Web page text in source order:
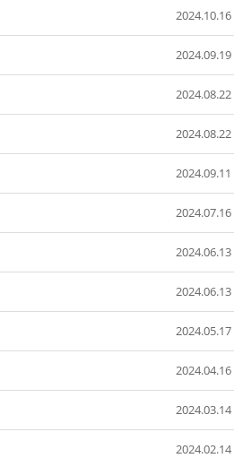
2024.10.16
2024.09.19
2024.08.22
2024.08.22
2024.09.11
2024.07.16
2024.06.13
2024.06.13
2024.05.17
2024.04.16
2024.03.14
2024.02.14